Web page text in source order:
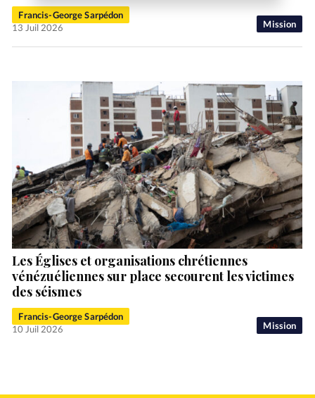
Mission
Francis-George Sarpédon
13 Juil 2026
Mission
Les Églises et organisations chrétiennes
vénézuéliennes sur place secourent les victimes
des séismes
Francis-George Sarpédon
10 Juil 2026